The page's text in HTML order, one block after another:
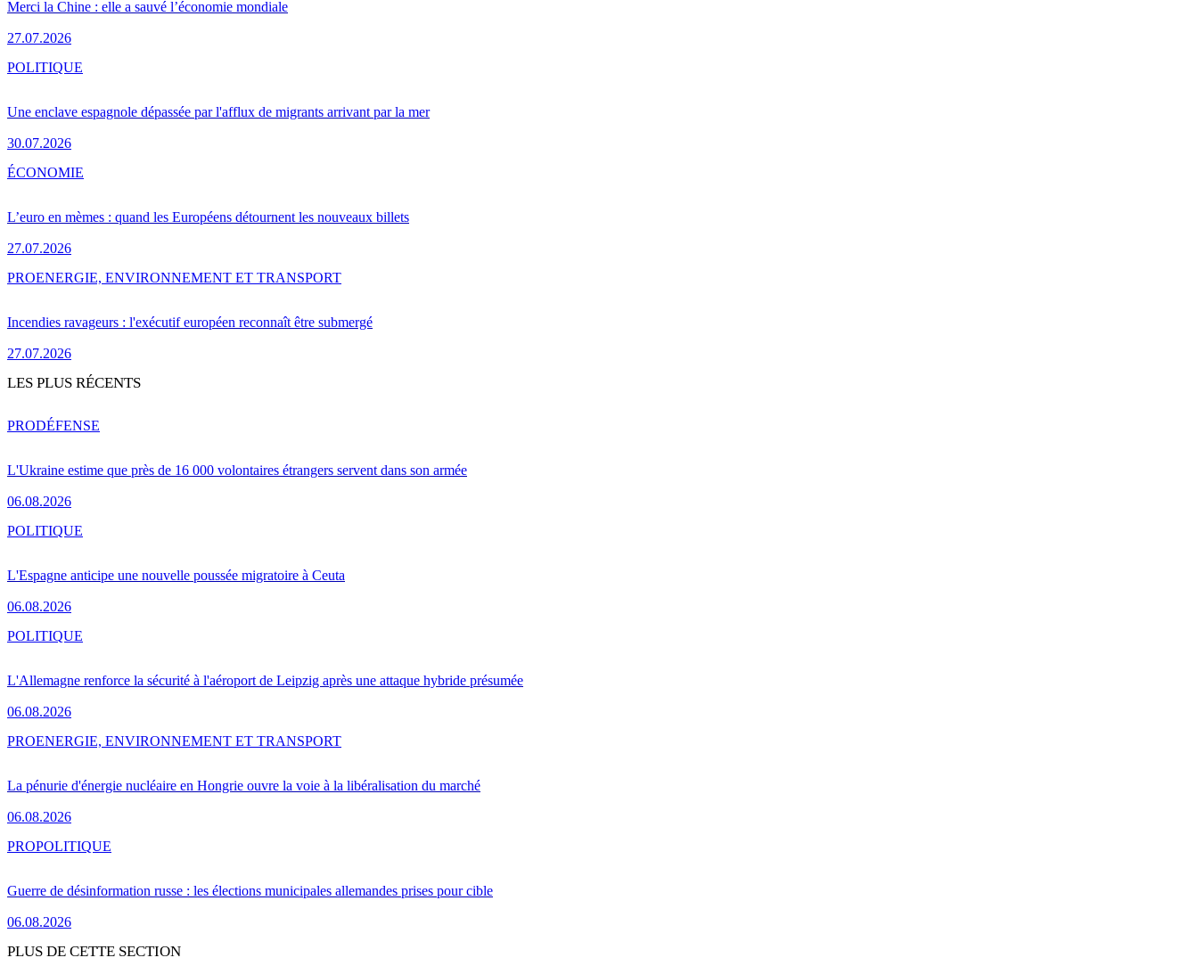
Merci la Chine : elle a sauvé l’économie mondiale
27.07.2026
Une enclave espagnole dépassée par l'afflux de migrants arrivant par la mer
30.07.2026
POLITIQUE
L’euro en mèmes : quand les Européens détournent les nouveaux billets
27.07.2026
ÉCONOMIE
Incendies ravageurs : l'exécutif européen reconnaît être submergé
27.07.2026
PROENERGIE, ENVIRONNEMENT ET TRANSPORT
LES PLUS RÉCENTS
L'Ukraine estime que près de 16 000 volontaires étrangers servent dans son armée
06.08.2026
PRODÉFENSE
L'Espagne anticipe une nouvelle poussée migratoire à Ceuta
06.08.2026
POLITIQUE
L'Allemagne renforce la sécurité à l'aéroport de Leipzig après une attaque hybride présumée
06.08.2026
POLITIQUE
La pénurie d'énergie nucléaire en Hongrie ouvre la voie à la libéralisation du marché
06.08.2026
PROENERGIE, ENVIRONNEMENT ET TRANSPORT
Guerre de désinformation russe : les élections municipales allemandes prises pour cible
06.08.2026
PROPOLITIQUE
PLUS DE CETTE SECTION